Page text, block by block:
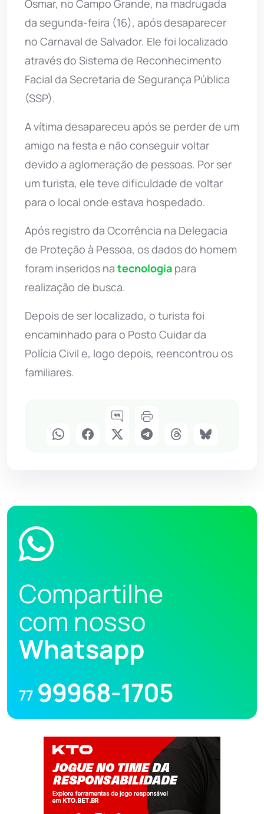
Osmar, no Campo Grande, na madrugada
da segunda-feira (16), após desaparecer
no Carnaval de Salvador. Ele foi localizado
através do Sistema de Reconhecimento
Facial da Secretaria de Segurança Pública
(SSP).
A vítima desapareceu após se perder de um
amigo na festa e não conseguir voltar
devido a aglomeração de pessoas. Por ser
um turista, ele teve dificuldade de voltar
para o local onde estava hospedado.
Após registro da Ocorrência na Delegacia
de Proteção à Pessoa, os dados do homem
foram inseridos na tecnologia para
realização de busca.
Depois de ser localizado, o turista foi
encaminhado para o Posto Cuidar da
Polícia Civil e, logo depois, reencontrou os
familiares.
Compartilhe
com nosso
Whatsapp
77 99968-1705